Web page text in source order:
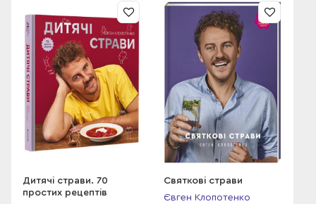
Дитячі страви. 70
простих рецептів
Святкові страви
Євген Клопотенко